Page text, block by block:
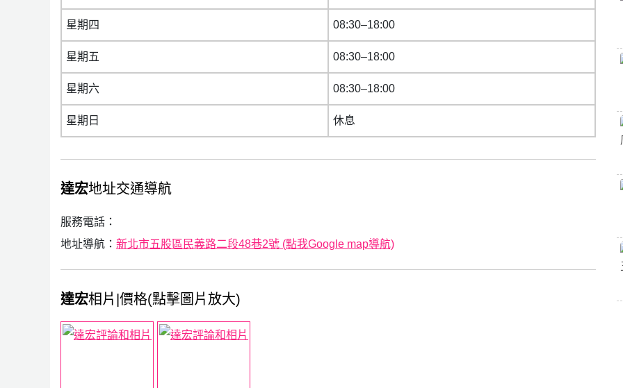
星期四 08:30–18:00
星期五 08:30–18:00
星期六 08:30–18:00
星期日 休息
達宏地址交通導航
服務電話：
地址導航： 新北市五股區民義路二段48巷2號 (點我Google map導航)
達宏相片|價格(點擊圖片放大)